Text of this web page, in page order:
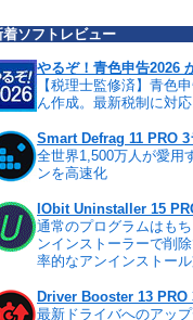
着ソフトレビュー
やるぞ！青色申告2026
【税理士監修済】青色
ん作成。最新税制に対
Smart Defrag 11 PRO 3
全世界1,500万人が愛用
ンを高速化
IObit Uninstaller 15
通常のプログラムはも
ンインストーラーで削
率的なアンインストー
Driver Booster 13 PRO
最新ドライバへのアッ